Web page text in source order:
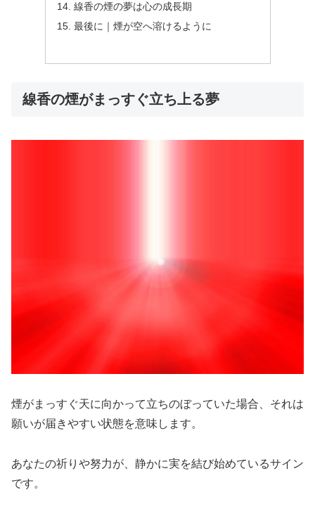
線香の煙の夢は心の成長期
最後に｜煙が空へ溶けるように
線香の煙がまっすぐ立ち上る夢
煙がまっすぐ天に向かって立ちのぼっていた場合、それは
願いが届きやすい状態を意味します。
あなたの祈りや努力が、静かに実を結び始めているサイン
です。